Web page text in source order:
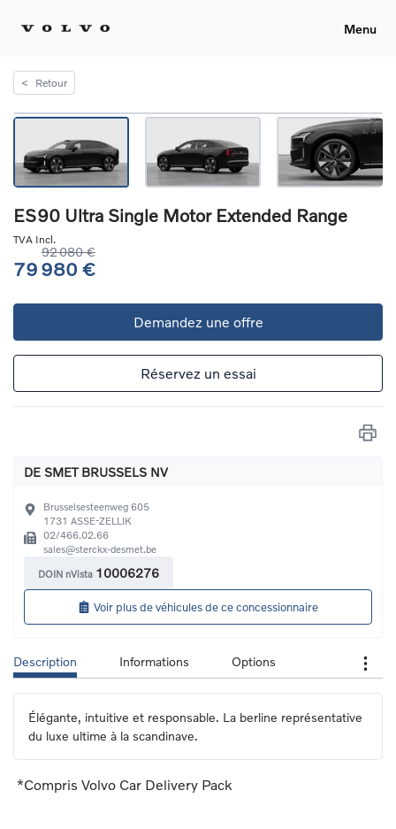
Menu
< Retour
ES90 Ultra Single Motor Extended Range
TVA Incl.
92 080 €
79 980 €
Demandez une offre
Réservez un essai
DE SMET BRUSSELS NV
Brusselsesteenweg 605
1731 ASSE-ZELLIK
02/466.02.66
sales@sterckx-desmet.be
DOIN nVista 10006276
Voir plus de véhicules de ce concessionnaire
Description Informations Options
Élégante, intuitive et responsable. La berline représentative
du luxe ultime à la scandinave.
*Compris Volvo Car Delivery Pack